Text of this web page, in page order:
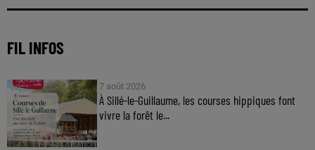
FIL INFOS
7 août 2026
À Sillé-le-Guillaume, les courses hippiques font
vivre la forêt le...